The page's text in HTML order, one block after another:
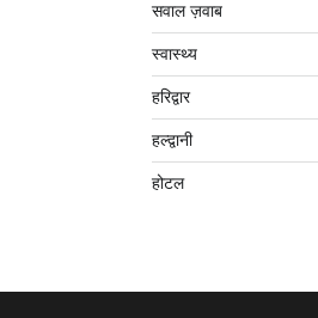
सवाल ज़वाब
स्वास्थ्य
हरिद्वार
हल्द्वानी
होटल